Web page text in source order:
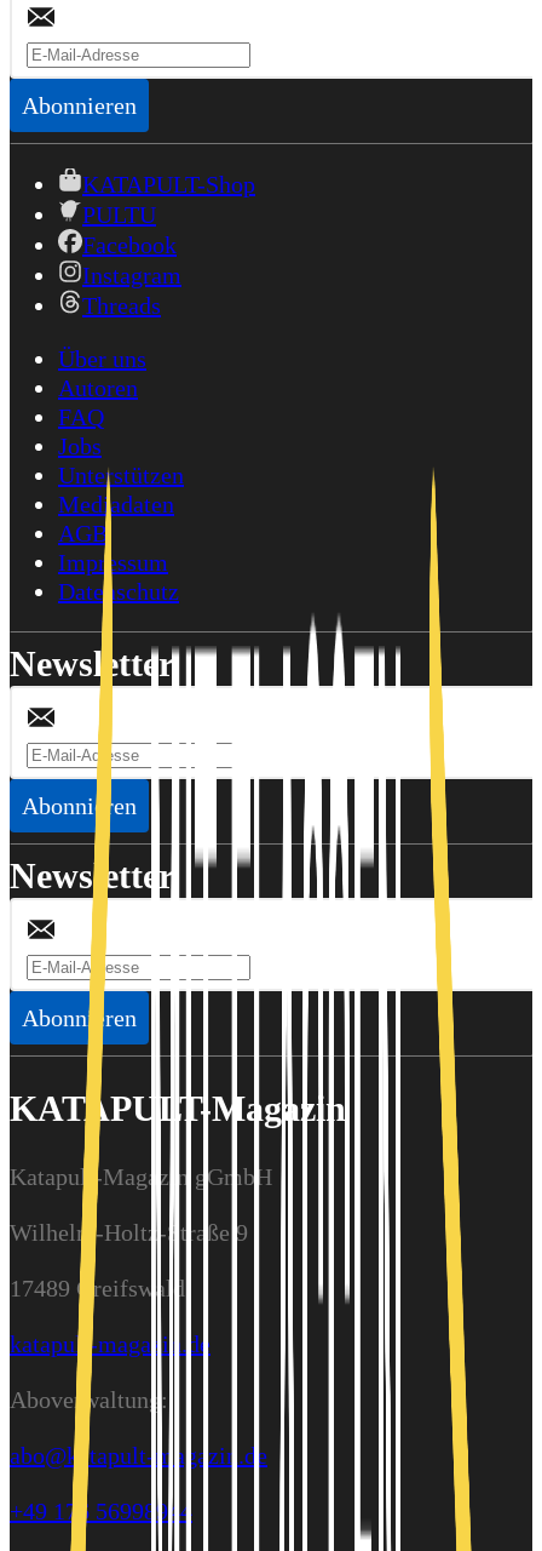
Abonnieren
KATAPULT-Shop
PULTU
Facebook
Instagram
Threads
Über uns
Autoren
FAQ
Jobs
Unterstützen
Mediadaten
AGB
Impressum
Datenschutz
Newsletter
Abonnieren
Newsletter
Abonnieren
KATAPULT-Magazin
Katapult-Magazin gGmbH
Wilhelm-Holtz-Straße 9
17489 Greifswald
katapult-magazin.de
Aboverwaltung:
abo@katapult-magazin.de
+49 176 56998944